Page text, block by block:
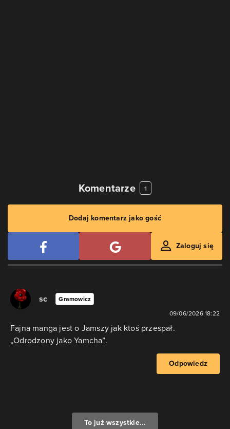
Komentarze 1
Dodaj komentarz jako gość
Zaloguj się
sc Gramowicz
09/06/2026 18:22
Fajna manga jest o Jamszy jak ktoś przespał.
„Odrodzony jako Yamcha”.
Odpowiedz
To już wszystkie...